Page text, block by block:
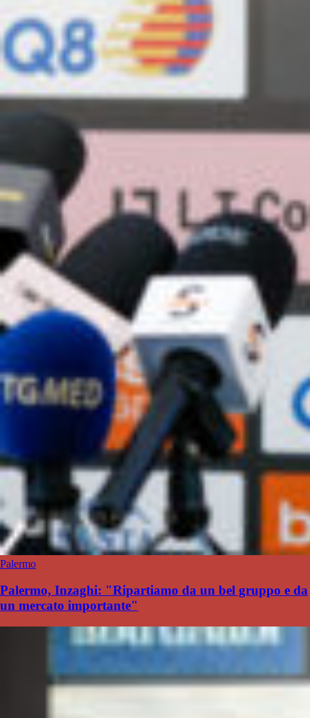
Palermo
Palermo, Inzaghi: "Ripartiamo da un bel gruppo e da
un mercato importante"